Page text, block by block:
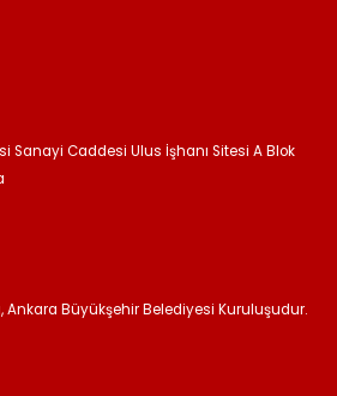
Sanayi Caddesi Ulus İşhanı Sitesi A Blok
Ankara Büyükşehir Belediyesi Kuruluşudur.